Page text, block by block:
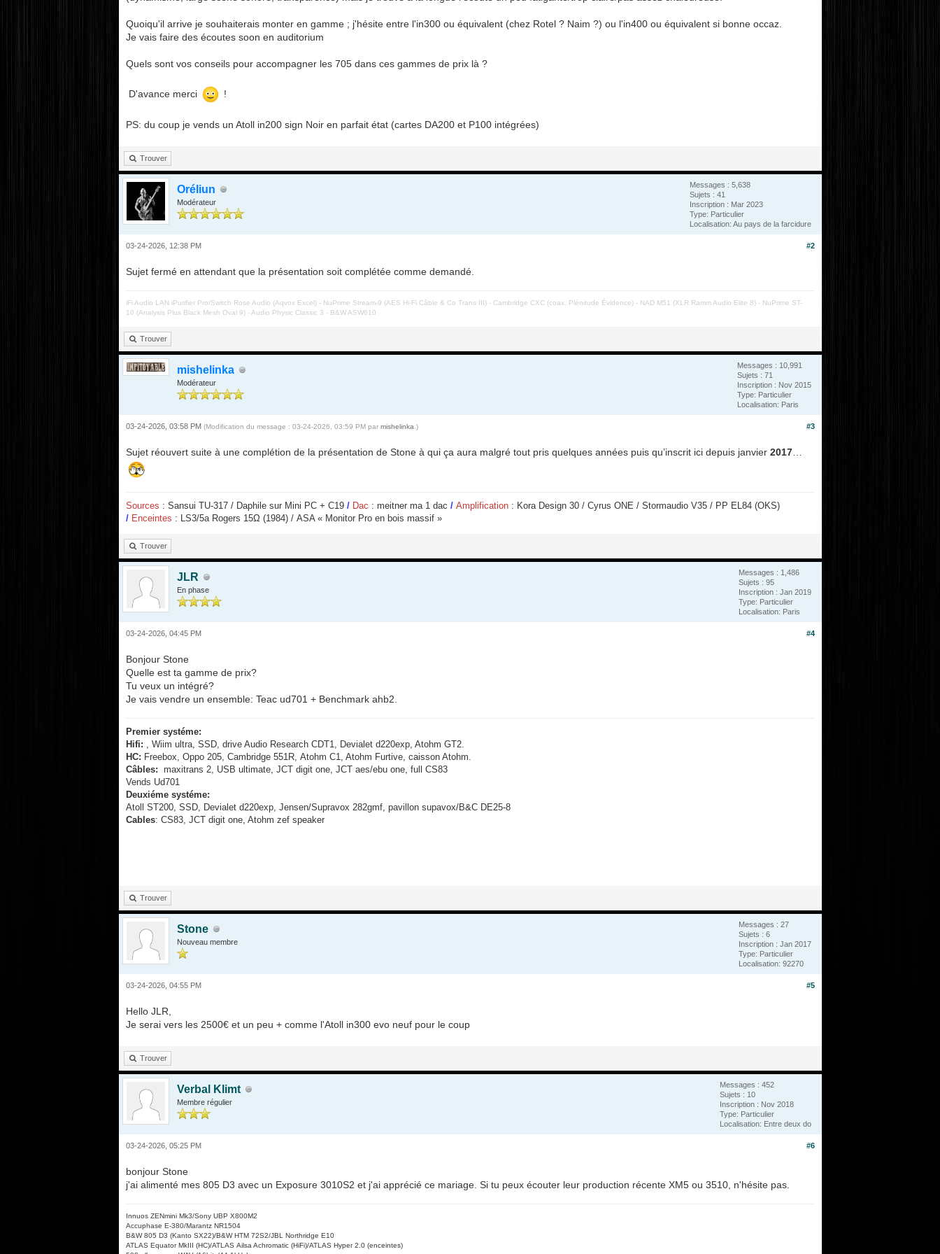
Quoiqu'il arrive je souhaiterais monter en gamme ; j'hésite entre l'in300 ou équivalent (chez Rotel ? Naim ?) ou l'in400 ou équivalent si bonne occaz.
Je vais faire des écoutes soon en auditorium
Quels sont vos conseils pour accompagner les 705 dans ces gammes de prix là ?
D'avance merci !
PS: du coup je vends un Atoll in200 sign Noir en parfait état (cartes DA200 et P100 intégrées)
Trouver
Oréliun
Modérateur
Messages : 5,638
Sujets : 41
Inscription : Mar 2023
Type: Particulier
Localisation: Au pays de la farcidure
#2
03-24-2026, 12:38 PM
Sujet fermé en attendant que la présentation soit complétée comme demandé.
iFi Audio LAN iPurifier Pro/Switch Rose Audio (Aqvox Excel) - NuPrime Stream-9 (AES Hi-Fi Câble & Co Trans III) - Cambridge CXC (coax. Plénitude Évidence) - NAD M51 (XLR Ramm Audio Elite 8) - NuPrime ST-
10 (Analysis Plus Black Mesh Oval 9) - Audio Physic Classic 3 - B&W ASW610
Trouver
mishelinka
Modérateur
Messages : 10,991
Sujets : 71
Inscription : Nov 2015
Type: Particulier
Localisation: Paris
#3
03-24-2026, 03:58 PM (Modification du message : 03-24-2026, 03:59 PM par mishelinka .)
Sujet réouvert suite à une complétion de la présentation de Stone à qui ça aura malgré tout pris quelques années puis qu’inscrit ici depuis janvier 2017…
Sources : Sansui TU-317 / Daphile sur Mini PC + C19 / Dac : meitner ma 1 dac / Amplification: Kora Design 30 / Cyrus ONE / Stormaudio V35 / PP EL84 (OKS)
/ Enceintes : LS3/5a Rogers 15Ω(1984) / ASA « Monitor Pro en bois massif »
Trouver
JLR
En phase
Messages : 1,486
Sujets : 95
Inscription : Jan 2019
Type: Particulier
Localisation: Paris
#4
03-24-2026, 04:45 PM
Bonjour Stone
Quelle est ta gamme de prix?
Tu veux un intégré?
Je vais vendre un ensemble: Teac ud701 + Benchmark ahb2.
Premier systéme:
Hifi: , Wiim ultra, SSD, drive Audio Research CDT1, Devialet d220exp, Atohm GT2.
HC: Freebox, Oppo 205, Cambridge 551R, Atohm C1, Atohm Furtive, caisson Atohm.
Câbles: maxitrans 2, USB ultimate, JCT digit one, JCT aes/ebu one, full CS83
Vends Ud701
Deuxiéme systéme:
Atoll ST200, SSD, Devialet d220exp, Jensen/Supravox 282gmf, pavillon supavox/B&C DE25-8
Cables: CS83, JCT digit one, Atohm zef speaker
Trouver
Stone
Nouveau membre
Messages : 27
Sujets : 6
Inscription : Jan 2017
Type: Particulier
Localisation: 92270
#5
03-24-2026, 04:55 PM
Hello JLR,
Je serai vers les 2500€ et un peu + comme l'Atoll in300 evo neuf pour le coup
Trouver
Verbal Klimt
Membre régulier
Messages : 452
Sujets : 10
Inscription : Nov 2018
Type: Particulier
Localisation: Entre deux do
#6
03-24-2026, 05:25 PM
bonjour Stone
j'ai alimenté mes 805 D3 avec un Exposure 3010S2 et j'ai apprécié ce mariage. Si tu peux écouter leur production récente XM5 ou 3510, n'hésite pas.
Innuos ZENmini Mk3/Sony UBP X800M2
Accuphase E-380/Marantz NR1504
B&W 805 D3 (Kanto SX22)/B&W HTM 72S2/JBL Northridge E10
ATLAS Equator MkIII (HC)/ATLAS Ailsa Achromatic (HiFi)/ATLAS Hyper 2.0 (enceintes)